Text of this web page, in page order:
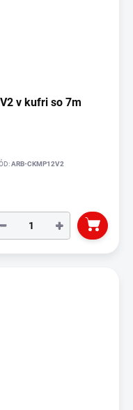
v kufri so 7m
ARB-CKMP12V2
+
−